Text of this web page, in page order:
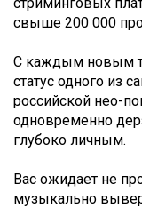
свыше 200 000
С каждым новым
статус одного из
российской нео-
одновременно
глубоко личным.
Вас ожидает не
музыкально